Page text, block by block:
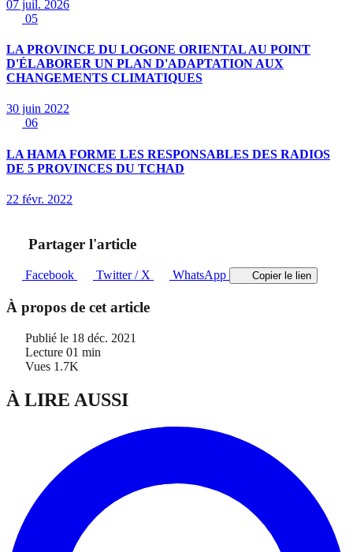
07 juil. 2026
05
LA PROVINCE DU LOGONE ORIENTAL AU POINT
D'ÉLABORER UN PLAN D'ADAPTATION AUX
CHANGEMENTS CLIMATIQUES
30 juin 2022
06
LA HAMA FORME LES RESPONSABLES DES RADIOS
DE 5 PROVINCES DU TCHAD
22 févr. 2022
Partager l'article
Facebook Twitter / X WhatsApp Copier le lien
À propos de cet article
Publié le 18 déc. 2021
Lecture 01 min
Vues 1.7K
À LIRE AUSSI